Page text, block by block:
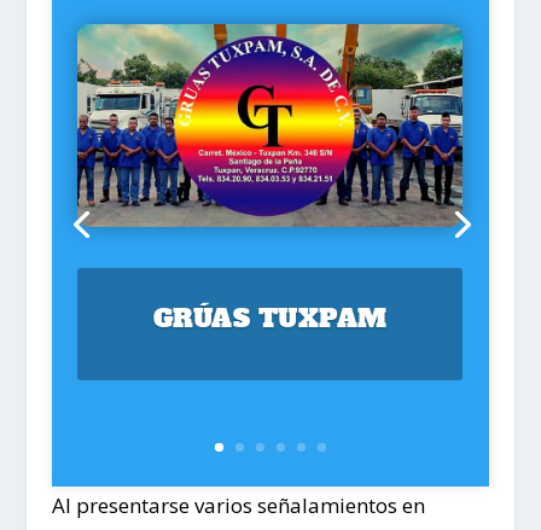
GRÚAS TUXPAM
Al presentarse varios señalamientos en